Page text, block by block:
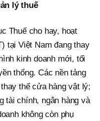
lý thuế
Thuế cho hay, hoạt
tại Việt Nam đang thay
kinh doanh mới, tối
thống. Các nền tảng
thế cửa hàng vật lý;
tài chính, ngân hàng và
không còn phụ